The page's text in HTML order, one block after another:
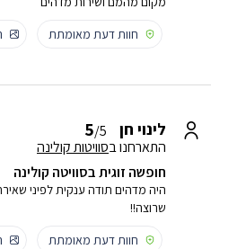
חוות דעת מאומתת
לינוי חן 5/5
התארחנו בסוויטות קולינה
חופשה זוגית בסוויטה קולינה
היה מדהים תודה ענקית לפיני
שרוצה!!
חוות דעת מאומתת